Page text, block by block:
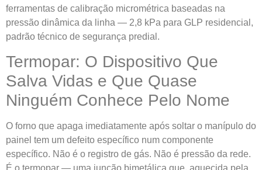
ferramentas de calibração micrométrica baseadas na
pressão dinâmica da linha — 2,8 kPa para GLP residencial,
padrão técnico de segurança predial.
Termopar: O Dispositivo Que
Salva Vidas e Que Quase
Ninguém Conhece Pelo Nome
O forno que apaga imediatamente após soltar o manípulo do
painel tem um defeito específico num componente
específico. Não é o registro de gás. Não é pressão da rede.